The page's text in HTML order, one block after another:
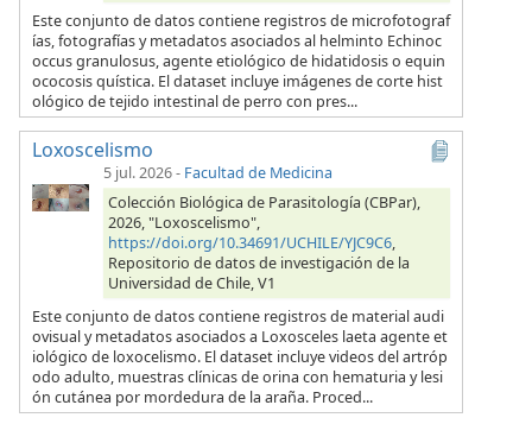
Este conjunto de datos contiene registros de microfotograf
ías, fotografías y metadatos asociados al helminto Echinoc
occus granulosus, agente etiológico de hidatidosis o equin
ococosis quística. El dataset incluye imágenes de corte hist
ológico de tejido intestinal de perro con pres...
Loxoscelismo
5 jul. 2026- Facultad de Medicina
Colección Biológica de Parasitología (CBPar),
2026, "Loxoscelismo",
https://doi.org/10.34691/UCHILE/YJC9C6,
Repositorio de datos de investigación de la
Universidad de Chile, V1
Este conjunto de datos contiene registros de material audi
ovisual y metadatos asociados a Loxosceles laeta agente et
iológico de loxocelismo. El dataset incluye videos del artróp
odo adulto, muestras clínicas de orina con hematuria y lesi
ón cutánea por mordedura de la araña. Proced...